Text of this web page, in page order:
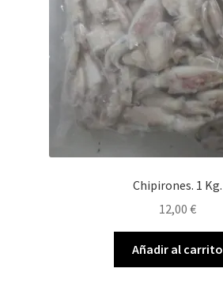
Chipirones. 1 Kg.
12,00 €
Añadir al carrito